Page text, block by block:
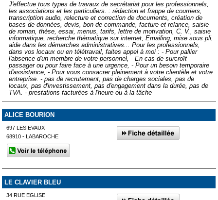
J'effectue tous types de travaux de secrétariat pour les professionnels,
les associations et les particuliers. : rédaction et frappe de courriers,
transcription audio, relecture et correction de documents, création de
bases de données, devis, bon de commande, facture et relance, saisie
de roman, thèse, essai, menus, tarifs, lettre de motivation, C. V., saisie
informatique, recherche thématique sur internet, Emailing, mise sous pli,
aide dans les démarches administratives... Pour les professionnels,
dans vos locaux ou en télétravail, faites appel à moi : - Pour pallier
l'absence d'un membre de votre personnel, - En cas de surcroît
passager ou pour faire face à une urgence, - Pour un besoin temporaire
d'assistance, - Pour vous consacrer pleinement à votre clientèle et votre
entreprise. - pas de recrutement, pas de charges sociales, pas de
locaux, pas d'investissement, pas d'engagement dans la durée, pas de
TVA. - prestations facturées à l'heure ou à la tâche
ALICE BOURION
697 LES EVAUX
68910 - LABAROCHE
LE CLAVIER BLEU
34 RUE EGLISE